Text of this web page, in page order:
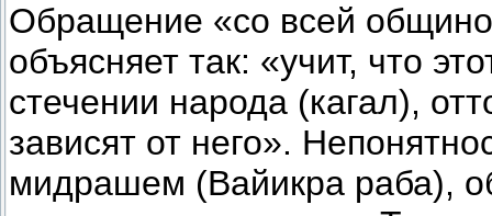
Обращение «со всей
объясняет так: «учит, что
стечении народа (кагал),
зависят от него».
мидрашем (Вайикра раба),